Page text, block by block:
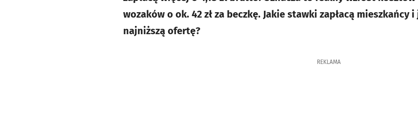
wozaków o ok. 42 zł za beczkę. Jakie stawki zapłacą mieszkańcy
najniższą ofertę?
REKLAMA